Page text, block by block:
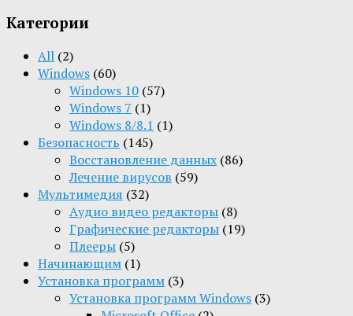
Категории
All (2)
Windows (60)
Windows 10 (57)
Windows 7 (1)
Windows 8/8.1 (1)
Безопасность (145)
Восстановление данных (86)
Лечение вирусов (59)
Мультимедия (32)
Aудио видео редакторы (8)
Графические редакторы (19)
Плееры (5)
Начинающим (1)
Установка программ (3)
Установка программ Windows (3)